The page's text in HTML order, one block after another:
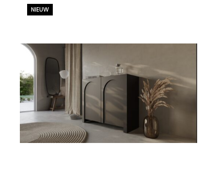
NIEUW